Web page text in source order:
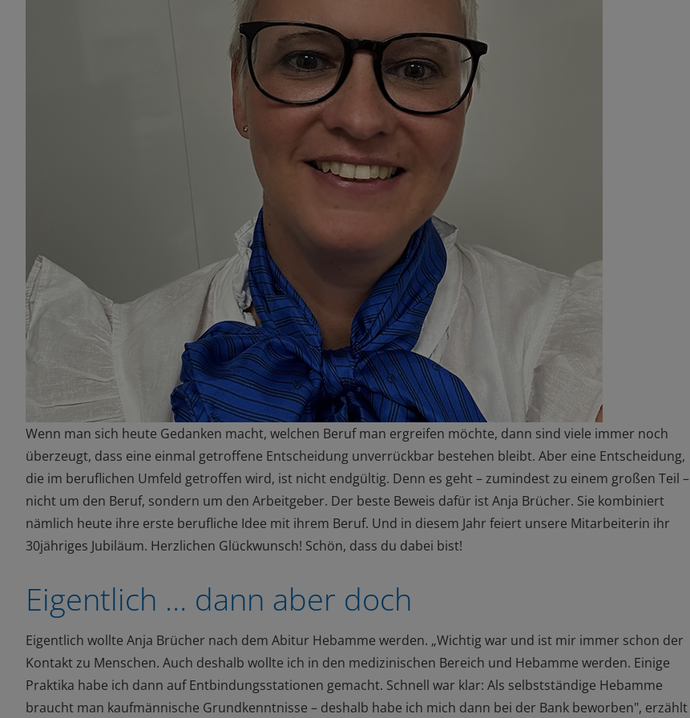
Wenn man sich heute Gedanken macht, welchen Beruf man ergreifen möchte, dann sind viele immer noch
überzeugt, dass eine einmal getroffene Entscheidungunverrückbar bestehen bleibt. Aber eine Entscheidung,
die im beruflichen Umfeld getroffen wird, ist nicht endgültig. Denn es geht– zumindestzu einem großen Teil –
nicht um den Beruf, sondern um den Arbeitgeber. Der beste Beweis dafür ist Anja Brücher. Sie kombiniert
nämlich heute ihre erste berufliche Idee mit ihrem Beruf. Und in diesem Jahr feiert unsere Mitarbeiterin ihr
30jähriges Jubiläum. Herzlichen Glückwunsch! Schön, dass du dabei bist!
Eigentlich … dann aber doch
Eigentlich wollte Anja Brücher nach dem Abitur Hebamme werden. „Wichtigwar und ist mir immer schon der
Kontakt zu Menschen. Auch deshalb wollte ich in den medizinischen Bereich und Hebamme werden. Einige
Praktika habe ich dann auf Entbindungsstationen gemacht. Schnell war klar: Als selbstständige Hebamme
braucht man kaufmännische Grundkenntnisse – deshalb habe ich mich dann bei der Bank beworben", erzählt